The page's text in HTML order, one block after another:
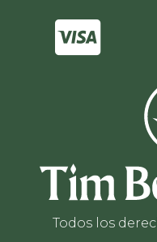
Todos los